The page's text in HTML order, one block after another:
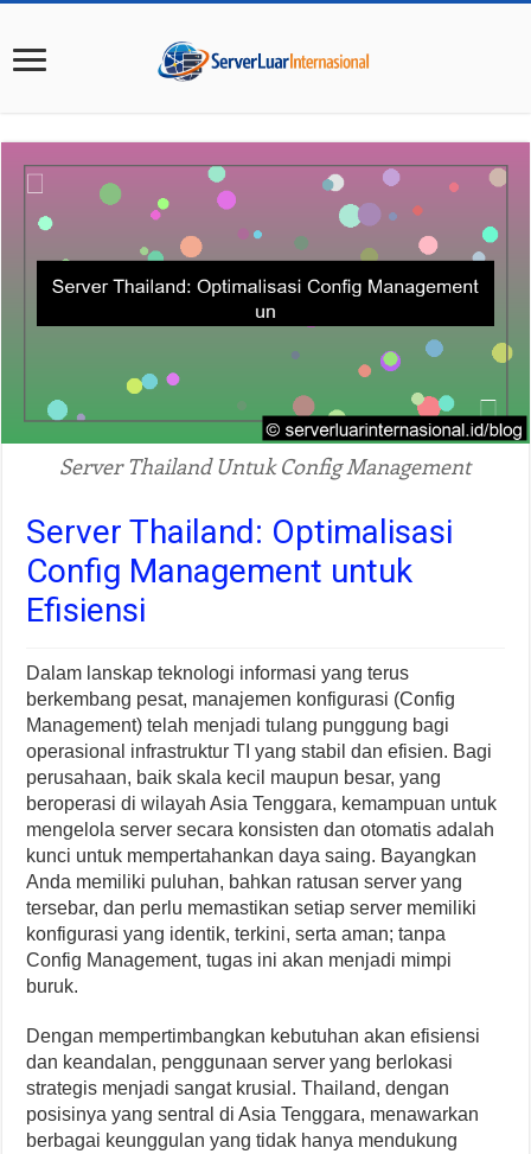
Server Thailand Untuk Config Management
Server Thailand: Optimalisasi
Config Management untuk
Efisiensi
Dalam lanskap teknologi informasi yang terus
berkembang pesat, manajemen konfigurasi (Config
Management) telah menjadi tulang punggung bagi
operasional infrastruktur TI yang stabil dan efisien. Bagi
perusahaan, baik skala kecil maupun besar, yang
beroperasi di wilayah Asia Tenggara, kemampuan untuk
mengelola server secara konsisten dan otomatis adalah
kunci untuk mempertahankan daya saing. Bayangkan
Anda memiliki puluhan, bahkan ratusan server yang
tersebar, dan perlu memastikan setiap server memiliki
konfigurasi yang identik, terkini, serta aman; tanpa
Config Management, tugas ini akan menjadi mimpi
buruk.
Dengan mempertimbangkan kebutuhan akan efisiensi
dan keandalan, penggunaan server yang berlokasi
strategis menjadi sangat krusial. Thailand, dengan
posisinya yang sentral di Asia Tenggara, menawarkan
berbagai keunggulan yang tidak hanya mendukung